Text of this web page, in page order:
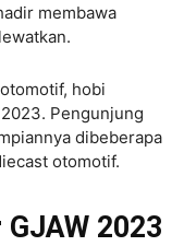
membawa
hobi
Pengunjung
dibeberapa
otomotif.
2023